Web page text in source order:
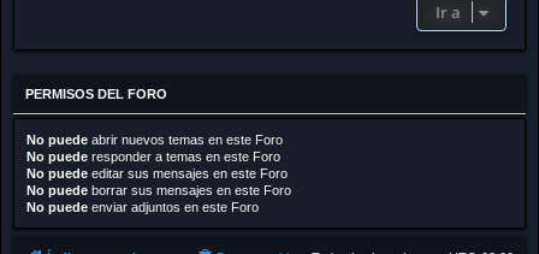
Ir a
PERMISOS DEL FORO
No puede abrir nuevos temas en este Foro
No puede responder a temas en este Foro
No puede editar sus mensajes en este Foro
No puede borrar sus mensajes en este Foro
No puede enviar adjuntos en este Foro